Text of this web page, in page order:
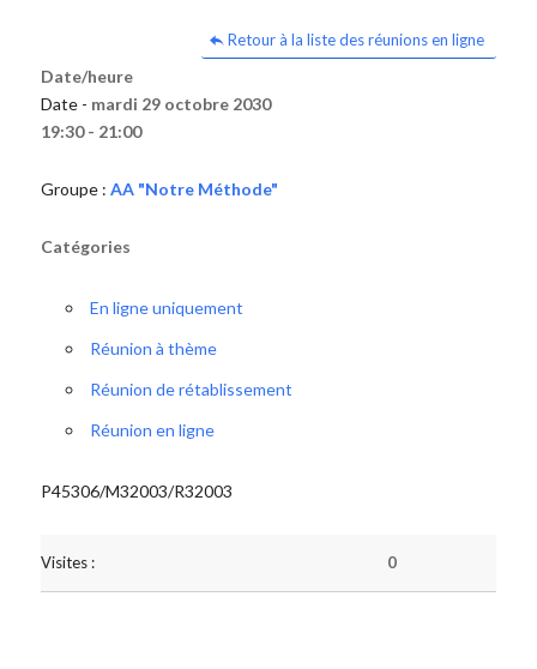
Retour à la liste des réunions en ligne
Date/heure
Date - mardi 29 octobre 2030
19:30 - 21:00
Groupe : AA "Notre Méthode"
Catégories
En ligne uniquement
Réunion à thème
Réunion de rétablissement
Réunion en ligne
P45306/M32003/R32003
Visites : 0